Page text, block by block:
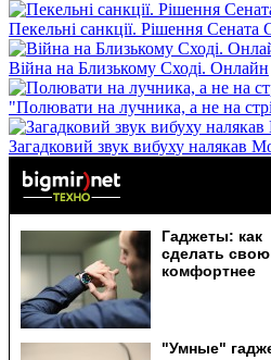
Пекельні санкції. Рішення
Війна на Близькому Сході. Онлайн
"Полювати на лучника, а не на
Загадковий звук вибуху налякав